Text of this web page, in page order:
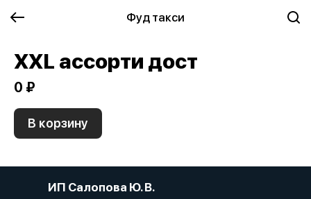
Фуд такси
XXL ассорти дост
0 ₽
В корзину
ИП Салопова Ю. В.